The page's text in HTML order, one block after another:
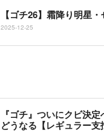
【ゴチ26】霜降り明星
2025-12-25
『ゴチ』ついにクビ決
どうなる【レギュラー支